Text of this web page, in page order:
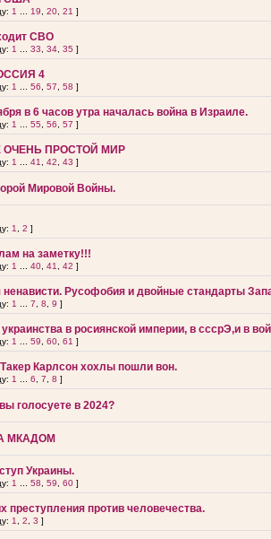
1 19 20 21 ]
СВО
1 33 34 35 ]
4
1 56 57 58 ]
в 6 часов утра началась война в Израиле.
1 55 56 57 ]
ОЧЕНЬ ПРОСТОЙ МИР
1 41 42 43 ]
Мировой Войны.
1 2 ]
на заметку!!!
1 40 41 42 ]
ненависти. Русофобия и двойные стандарты
1 7 8 9 ]
в росиянской империи, в сссрЭ,и в
1 59 60 61 ]
Карлсон хохлы пошли вон.
1 6 7 8 ]
голосуете в 2024?
МКАДОМ
Украины.
1 58 59 60 ]
преступления против человечества.
1 2 3 ]